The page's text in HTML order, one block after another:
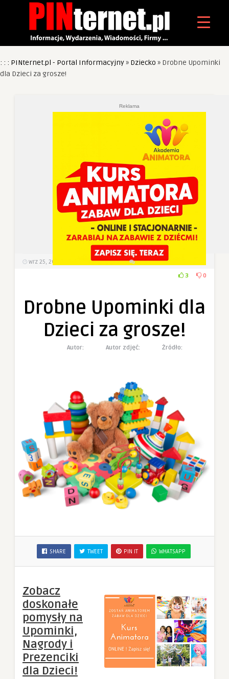
: : : PINternet.pl - Portal Informacyjny» Dziecko » Drobne Upominki
dla Dzieci za grosze!
Reklama
wrz 25, 2022 Wyświetlenia 0 Komentarzy
3 0
Drobne Upominki dla
Dzieci za grosze!
Autor: Autor zdjęć: Żródło:
SHARE TWEET PIN IT WHATSAPP
Zobacz
doskonałe
pomysły na
Upominki,
Nagrody i
Prezenciki
dla Dzieci!